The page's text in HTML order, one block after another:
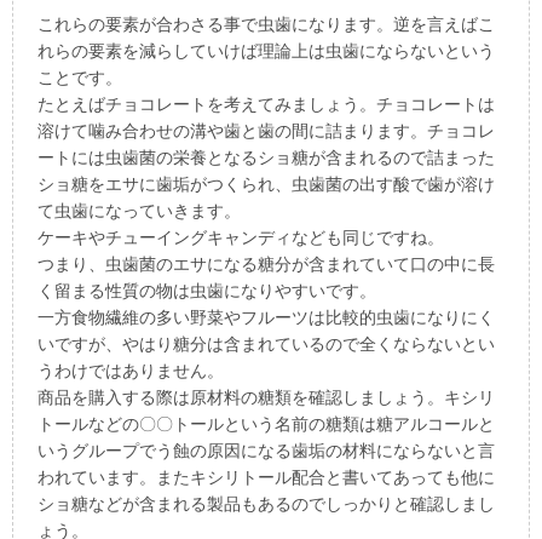
これらの要素が合わさる事で虫歯になります。逆を言えばこ
れらの要素を減らしていけば理論上は虫歯にならないという
ことです。
たとえばチョコレートを考えてみましょう。チョコレートは
溶けて噛み合わせの溝や歯と歯の間に詰まります。チョコレ
ートには虫歯菌の栄養となるショ糖が含まれるので詰まった
ショ糖をエサに歯垢がつくられ、虫歯菌の出す酸で歯が溶け
て虫歯になっていきます。
ケーキやチューイングキャンディなども同じですね。
つまり、虫歯菌のエサになる糖分が含まれていて口の中に長
く留まる性質の物は虫歯になりやすいです。
一方食物繊維の多い野菜やフルーツは比較的虫歯になりにく
いですが、やはり糖分は含まれているので全くならないとい
うわけではありません。
商品を購入する際は原材料の糖類を確認しましょう。キシリ
トールなどの〇〇トールという名前の糖類は糖アルコールと
いうグループでう蝕の原因になる歯垢の材料にならないと言
われています。またキシリトール配合と書いてあっても他に
ショ糖などが含まれる製品もあるのでしっかりと確認しまし
ょう。